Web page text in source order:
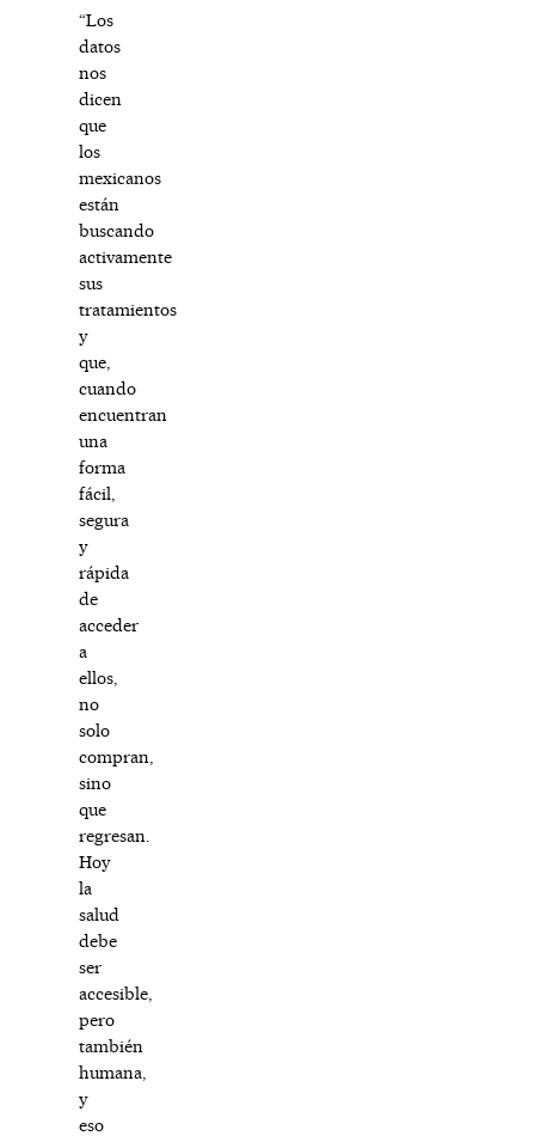
“Los
datos
nos
dicen
que
los
mexicanos
están
buscando
activamente
sus
tratamientos
y
que,
cuando
encuentran
una
forma
fácil,
segura
y
rápida
de
acceder
a
ellos,
no
solo
compran,
sino
que
regresan.
Hoy
la
salud
debe
ser
accesible,
pero
también
humana,
y
eso